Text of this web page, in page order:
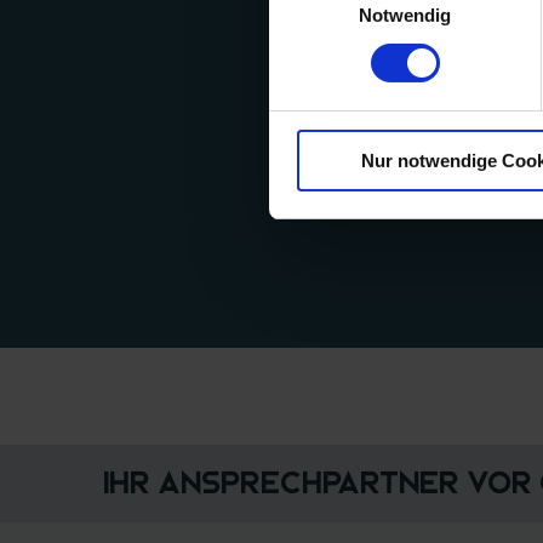
Notwendig
Nur notwendige
Ihr Ansprechpartner vor